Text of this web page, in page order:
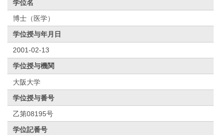
学位名
博士（医学）
学位授与年月日
2001-02-13
学位授与機関
大阪大学
学位授与番号
乙第08195号
学位記番号